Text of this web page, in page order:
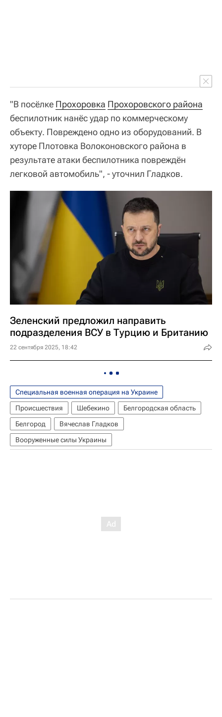
"В посёлке Прохоровка Прохоровского района
беспилотник нанёс удар по коммерческому
объекту. Повреждено одно из оборудований. В
хуторе Плотовка Волоконовского района в
результате атаки беспилотника повреждён
легковой автомобиль", - уточнил Гладков.
Зеленский предложил направить
подразделения ВСУ в Турцию и Британию
22 сентября 2025, 18:42
Специальная военная операция на Украине
Происшествия
Шебекино
Белгородская область
Белгород
Вячеслав Гладков
Вооруженные силы Украины